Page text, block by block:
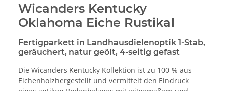
Wicanders Kentucky
Oklahoma Eiche Rustikal
Fertigparkett in Landhausdielenoptik 1-Stab,
geräuchert, natur geölt, 4-seitig gefast
Die Wicanders Kentucky Kollektion ist zu 100 % aus
Eichenholzhergestellt und vermittelt den Eindruck